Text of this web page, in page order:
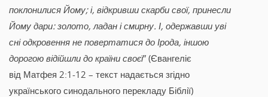
поклонилися Йому; і, відкривши скарби свої, принесли
Йому дари: золото, ладан і смирну. І, одержавши уві
сні одкровення не повертатися до Ірода, іншою
дорогою відійшли до країни своєї” (Євангеліє
від Матфея 2:1-12 – текст надається згідно
українського синодального перекладу Біблії)